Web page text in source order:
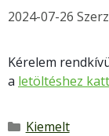
2024-07-26
Kérelem
a letöltéshez
Kategória
Kiemelt